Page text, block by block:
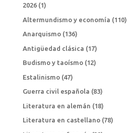
2026(1)
Altermundismo y economía (110)
Anarquismo(136)
Antigüedad clásica (17)
Budismo y taoísmo(12)
Estalinismo(47)
Guerra civil española (83)
Literatura en alemán (18)
Literatura en castellano(78)